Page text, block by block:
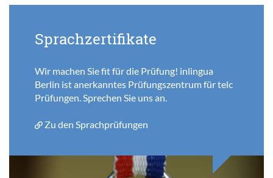
Sprachzertifikate
Wir machen Sie fit für die Prüfung! inlingua
Berlin ist anerkanntes Prüfungszentrum für telc
Prüfungen. Sprechen Sie uns an.
Zu den Sprachprüfungen